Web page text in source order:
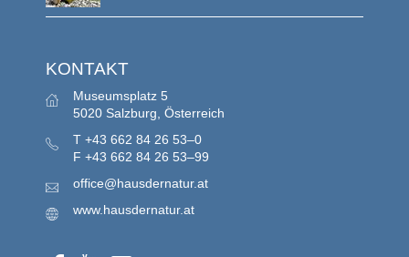
KONTAKT
Museumsplatz 5
5020 Salzburg, Österreich
T +43 662 84 26 53–0
F +43 662 84 26 53–99
office@hausdernatur.at
www.hausdernatur.at